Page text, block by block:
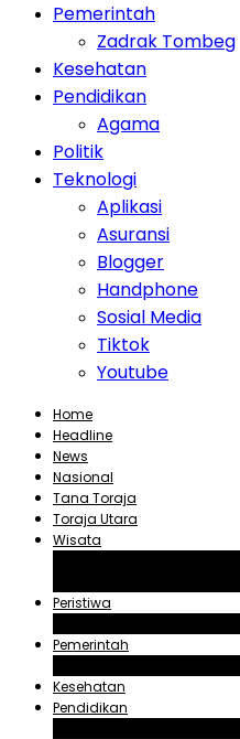
Pemerintah
Zadrak Tombeg
Kesehatan
Pendidikan
Agama
Politik
Teknologi
Aplikasi
Asuransi
Blogger
Handphone
Sosial Media
Tiktok
Youtube
Home
Headline
News
Nasional
Tana Toraja
Toraja Utara
Wisata
Peristiwa
Pemerintah
Kesehatan
Pendidikan